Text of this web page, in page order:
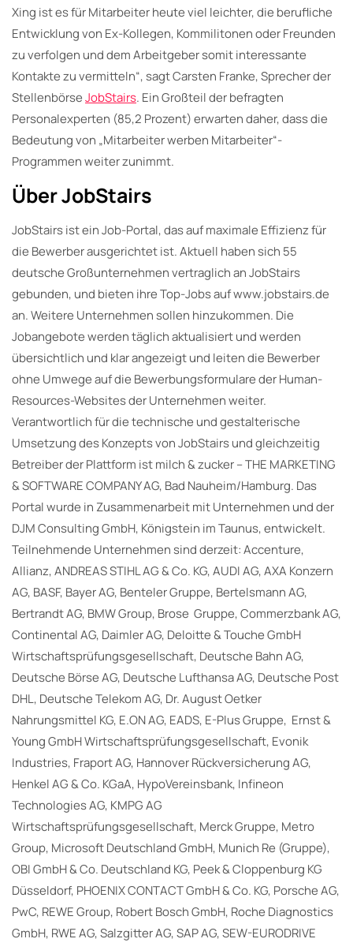
Xing ist es für Mitarbeiter heute viel leichter, die berufliche
Entwicklung von Ex-Kollegen, Kommilitonen oder Freunden
zu verfolgen und dem Arbeitgeber somit interessante
Kontakte zu vermitteln“, sagt Carsten Franke, Sprecher der
StellenbörseJobStairs. Ein Großteil der befragten
Personalexperten (85,2 Prozent) erwarten daher, dass die
Bedeutung von „Mitarbeiter werben Mitarbeiter“-
Programmen weiter zunimmt.
Über JobStairs
JobStairs ist ein Job-Portal, das auf maximale Effizienz für
die Bewerber ausgerichtet ist. Aktuell haben sich 55
deutsche Großunternehmen vertraglich an JobStairs
gebunden, und bieten ihre Top-Jobs auf www.jobstairs.de
an. Weitere Unternehmen sollen hinzukommen. Die
Jobangebote werden täglich aktualisiert und werden
übersichtlich und klar angezeigt und leiten die Bewerber
ohne Umwege auf die Bewerbungsformulare der Human-
Resources-Websites der Unternehmen weiter.
Verantwortlich für die technische und gestalterische
Umsetzung des Konzepts von JobStairs und gleichzeitig
Betreiber der Plattform ist milch & zucker – THE MARKETING
& SOFTWARE COMPANY AG, Bad Nauheim/Hamburg. Das
Portal wurde in Zusammenarbeit mit Unternehmen und der
DJM Consulting GmbH, Königstein im Taunus, entwickelt.
Teilnehmende Unternehmen sind derzeit: Accenture,
Allianz, ANDREAS STIHL AG & Co. KG, AUDI AG, AXA Konzern
AG, BASF, Bayer AG, Benteler Gruppe, Bertelsmann AG,
Bertrandt AG, BMW Group, Brose Gruppe, Commerzbank AG,
Continental AG, Daimler AG, Deloitte & Touche GmbH
Wirtschaftsprüfungsgesellschaft, Deutsche Bahn AG,
Deutsche Börse AG, Deutsche Lufthansa AG, Deutsche Post
DHL, Deutsche Telekom AG, Dr. August Oetker
Nahrungsmittel KG, E.ON AG, EADS, E-Plus Gruppe, Ernst &
Young GmbH Wirtschaftsprüfungsgesellschaft, Evonik
Industries, Fraport AG, Hannover Rückversicherung AG,
Henkel AG & Co. KGaA, HypoVereinsbank, Infineon
Technologies AG, KMPG AG
Wirtschaftsprüfungsgesellschaft, Merck Gruppe, Metro
Group, Microsoft Deutschland GmbH, Munich Re (Gruppe),
OBI GmbH & Co. Deutschland KG, Peek & Cloppenburg KG
Düsseldorf, PHOENIX CONTACT GmbH & Co. KG, Porsche AG,
PwC, REWE Group, Robert Bosch GmbH, Roche Diagnostics
GmbH, RWE AG, Salzgitter AG, SAP AG, SEW-EURODRIVE